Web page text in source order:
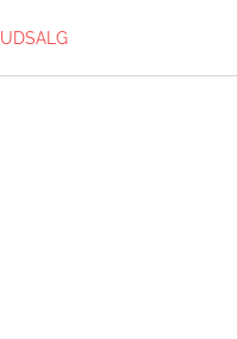
UDSALG